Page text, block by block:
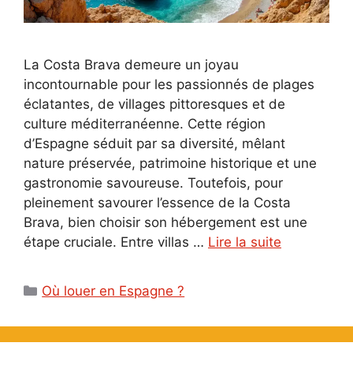
La Costa Brava demeure un joyau
incontournable pour les passionnés de plages
éclatantes, de villages pittoresques et de
culture méditerranéenne. Cette région
d’Espagne séduit par sa diversité, mêlant
nature préservée, patrimoine historique et une
gastronomie savoureuse. Toutefois, pour
pleinement savourer l’essence de la Costa
Brava, bien choisir son hébergement est une
étape cruciale. Entre villas … Lire la suite
Catégories
Où louer en Espagne ?